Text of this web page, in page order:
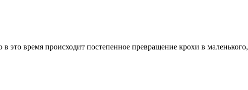
это время происходит постепенное превращение крохи в маленького,